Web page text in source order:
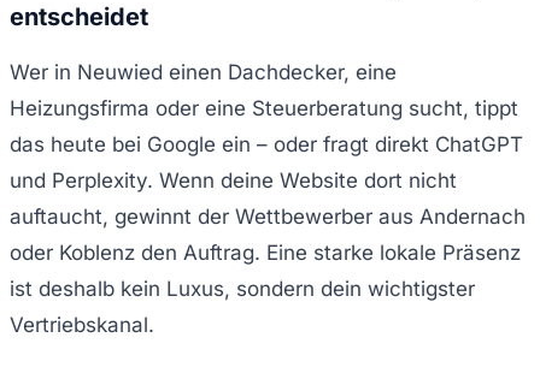
entscheidet
Wer in Neuwied einen Dachdecker, eine
Heizungsfirma oder eine Steuerberatung sucht, tippt
das heute bei Google ein – oder fragt direkt ChatGPT
und Perplexity. Wenn deine Website dort nicht
auftaucht, gewinnt der Wettbewerber aus Andernach
oder Koblenz den Auftrag. Eine starke lokale Präsenz
ist deshalb kein Luxus, sondern dein wichtigster
Vertriebskanal.